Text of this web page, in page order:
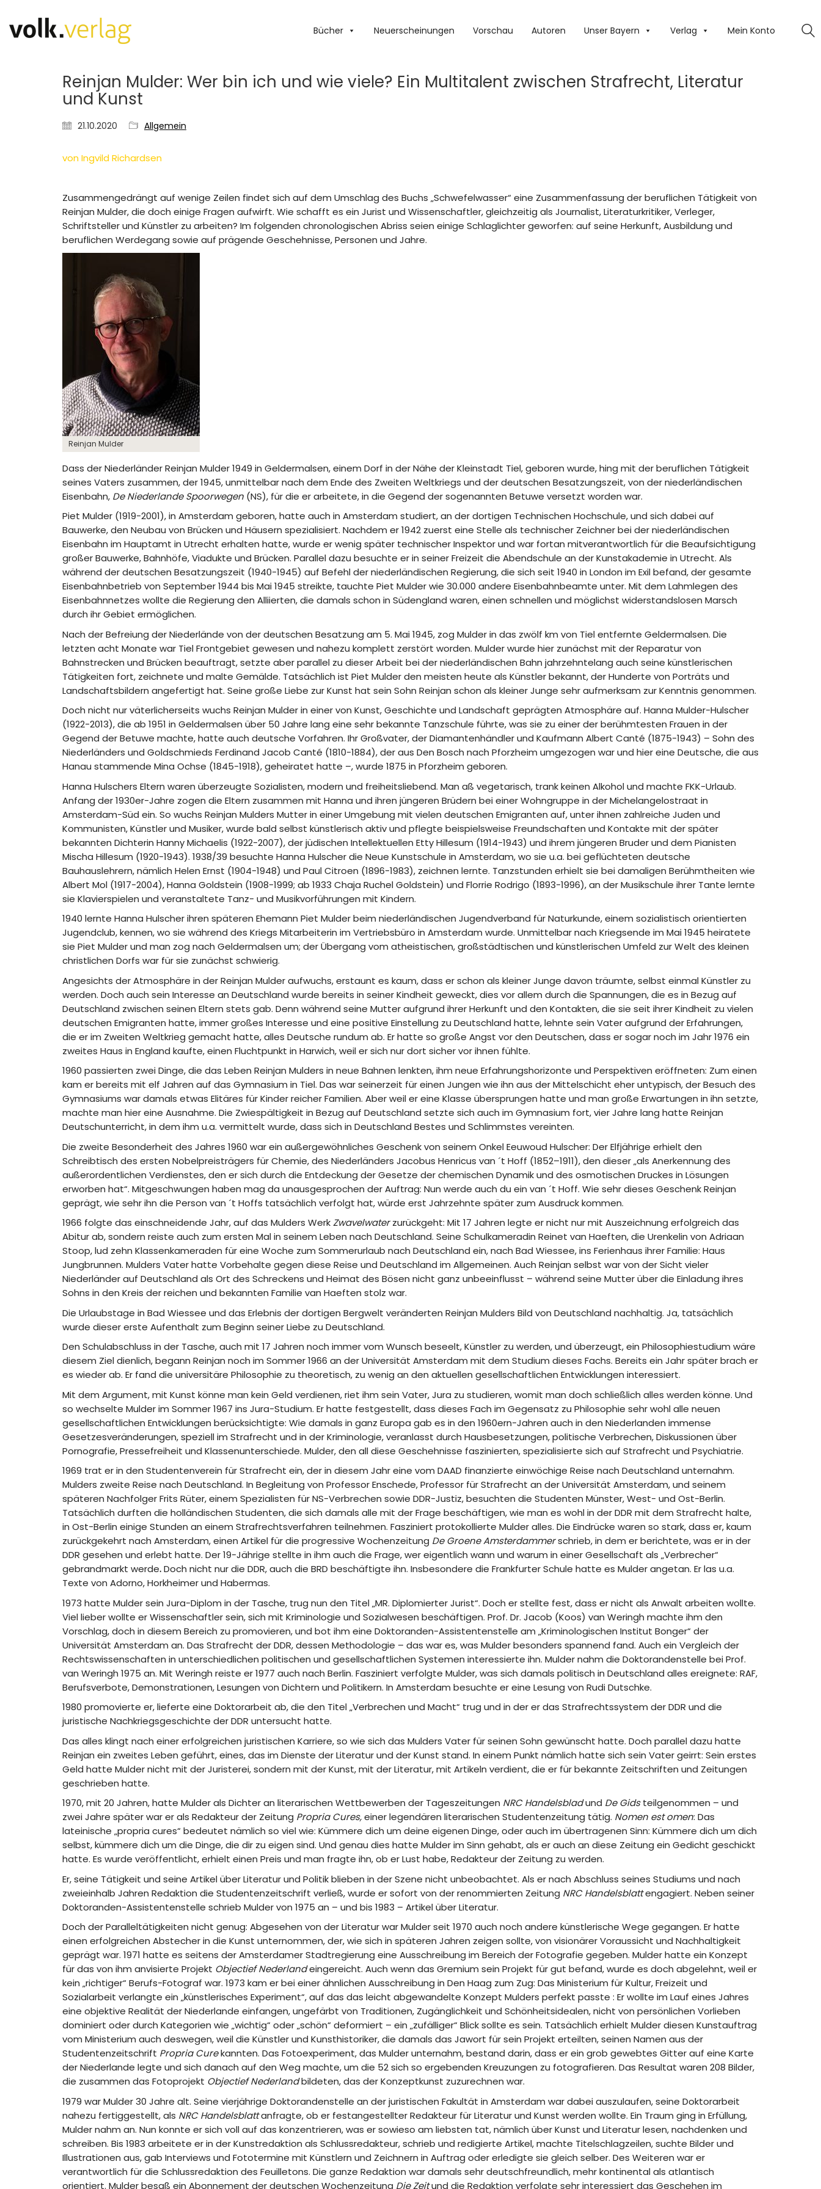
Bücher Neuerscheinungen Vorschau Autoren Unser Bayern Verlag Mein Konto
Reinjan Mulder: Wer bin ich und wie viele? Ein Multitalent zwischen Strafrecht, Literatur
und Kunst
21.10.2020 Allgemein
von Ingvild Richardsen
Zusammengedrängt auf wenige Zeilen findet sich auf dem Umschlag des Buchs „Schwefelwasser“ eine Zusammenfassung der beruflichen Tätigkeit von
Reinjan Mulder, die doch einige Fragen aufwirft. Wie schafft es ein Jurist und Wissenschaftler, gleichzeitig als Journalist, Literaturkritiker, Verleger,
Schriftsteller und Künstler zu arbeiten? Im folgenden chronologischen Abriss seien einige Schlaglichter geworfen: auf seine Herkunft, Ausbildung und
beruflichen Werdegang sowie auf prägende Geschehnisse, Personen und Jahre.
Reinjan Mulder
Dass der Niederländer Reinjan Mulder 1949 in Geldermalsen, einem Dorf in der Nähe der Kleinstadt Tiel, geboren wurde, hing mit der beruflichen Tätigkeit
seines Vaters zusammen, der 1945, unmittelbar nach dem Ende des Zweiten Weltkriegs und der deutschen Besatzungszeit, von der niederländischen
Eisenbahn, De Niederlande Spoorwegen (NS), für die er arbeitete, in die Gegend der sogenannten Betuwe versetzt worden war.
Piet Mulder (1919-2001), in Amsterdam geboren, hatte auch in Amsterdam studiert, an der dortigen Technischen Hochschule, und sich dabei auf
Bauwerke, den Neubau von Brücken und Häusern spezialisiert. Nachdem er 1942 zuerst eine Stelle als technischer Zeichner bei der niederländischen
Eisenbahn im Hauptamt in Utrecht erhalten hatte, wurde er wenig später technischer Inspektor und war fortan mitverantwortlich für die Beaufsichtigung
großer Bauwerke, Bahnhöfe, Viadukte und Brücken. Parallel dazu besuchte er in seiner Freizeit die Abendschule an der Kunstakademie in Utrecht. Als
während der deutschen Besatzungszeit (1940-1945) auf Befehl der niederländischen Regierung, die sich seit 1940 in London im Exil befand, der gesamte
Eisenbahnbetrieb von September 1944 bis Mai 1945 streikte, tauchte Piet Mulder wie 30.000 andere Eisenbahnbeamte unter. Mit dem Lahmlegen des
Eisenbahnnetzes wollte die Regierung den Alliierten, die damals schon in Südengland waren, einen schnellen und möglichst widerstandslosen Marsch
durch ihr Gebiet ermöglichen.
Nach der Befreiung der Niederlände von der deutschen Besatzung am 5. Mai 1945, zog Mulder in das zwölf km von Tiel entfernte Geldermalsen. Die
letzten acht Monate war Tiel Frontgebiet gewesen und nahezu komplett zerstört worden. Mulder wurde hier zunächst mit der Reparatur von
Bahnstrecken und Brücken beauftragt, setzte aber parallel zu dieser Arbeit bei der niederländischen Bahn jahrzehntelang auch seine künstlerischen
Tätigkeiten fort, zeichnete und malte Gemälde. Tatsächlich ist Piet Mulder den meisten heute als Künstler bekannt, der Hunderte von Porträts und
Landschaftsbildern angefertigt hat. Seine große Liebe zur Kunst hat sein Sohn Reinjan schon als kleiner Junge sehr aufmerksam zur Kenntnis genommen.
Doch nicht nur väterlicherseits wuchs Reinjan Mulder in einer von Kunst, Geschichte und Landschaft geprägten Atmosphäre auf. Hanna Mulder-Hulscher
(1922-2013), die ab 1951 in Geldermalsen über 50 Jahre lang eine sehr bekannte Tanzschule führte, was sie zu einer der berühmtesten Frauen in der
Gegend der Betuwe machte, hatte auch deutsche Vorfahren. Ihr Großvater, der Diamantenhändler und Kaufmann Albert Canté (1875-1943) – Sohn des
Niederländers und Goldschmieds Ferdinand Jacob Canté (1810-1884), der aus Den Bosch nach Pforzheim umgezogen war und hier eine Deutsche, die aus
Hanau stammende Mina Ochse (1845-1918), geheiratet hatte –, wurde 1875 in Pforzheim geboren.
Hanna Hulschers Eltern waren überzeugte Sozialisten, modern und freiheitsliebend. Man aß vegetarisch, trank keinen Alkohol und machte FKK-Urlaub.
Anfang der 1930er-Jahre zogen die Eltern zusammen mit Hanna und ihren jüngeren Brüdern bei einer Wohngruppe in der Michelangelostraat in
Amsterdam-Süd ein. So wuchs Reinjan Mulders Mutter in einer Umgebung mit vielen deutschen Emigranten auf, unter ihnen zahlreiche Juden und
Kommunisten, Künstler und Musiker, wurde bald selbst künstlerisch aktiv und pflegte beispielsweise Freundschaften und Kontakte mit der später
bekannten Dichterin Hanny Michaelis (1922-2007), der jüdischen Intellektuellen Etty Hillesum (1914-1943) und ihrem jüngeren Bruder und dem Pianisten
Mischa Hillesum (1920-1943). 1938/39 besuchte Hanna Hulscher die Neue Kunstschule in Amsterdam, wo sie u.a. bei geflüchteten deutsche
Bauhauslehrern, nämlich Helen Ernst (1904-1948) und Paul Citroen (1896-1983), zeichnen lernte. Tanzstunden erhielt sie bei damaligen Berühmtheiten wie
Albert Mol (1917-2004), Hanna Goldstein (1908-1999; ab 1933 Chaja Ruchel Goldstein) und Florrie Rodrigo (1893-1996), an der Musikschule ihrer Tante lernte
sie Klavierspielen und veranstaltete Tanz- und Musikvorführungen mit Kindern.
1940 lernte Hanna Hulscher ihren späteren Ehemann Piet Mulder beim niederländischen Jugendverband für Naturkunde, einem sozialistisch orientierten
Jugendclub, kennen, wo sie während des Kriegs Mitarbeiterin im Vertriebsbüro in Amsterdam wurde. Unmittelbar nach Kriegsende im Mai 1945 heiratete
sie Piet Mulder und man zog nach Geldermalsen um; der Übergang vom atheistischen, großstädtischen und künstlerischen Umfeld zur Welt des kleinen
christlichen Dorfs war für sie zunächst schwierig.
Angesichts der Atmosphäre in der Reinjan Mulder aufwuchs, erstaunt es kaum, dass er schon als kleiner Junge davon träumte, selbst einmal Künstler zu
werden. Doch auch sein Interesse an Deutschland wurde bereits in seiner Kindheit geweckt, dies vor allem durch die Spannungen, die es in Bezug auf
Deutschland zwischen seinen Eltern stets gab. Denn während seine Mutter aufgrund ihrer Herkunft und den Kontakten, die sie seit ihrer Kindheit zu vielen
deutschen Emigranten hatte, immer großes Interesse und eine positive Einstellung zu Deutschland hatte, lehnte sein Vater aufgrund der Erfahrungen,
die er im Zweiten Weltkrieg gemacht hatte, alles Deutsche rundum ab. Er hatte so große Angst vor den Deutschen, dass er sogar noch im Jahr 1976 ein
zweites Haus in England kaufte, einen Fluchtpunkt in Harwich, weil er sich nur dort sicher vor ihnen fühlte.
1960 passierten zwei Dinge, die das Leben Reinjan Mulders in neue Bahnen lenkten, ihm neue Erfahrungshorizonte und Perspektiven eröffneten: Zum einen
kam er bereits mit elf Jahren auf das Gymnasium in Tiel. Das war seinerzeit für einen Jungen wie ihn aus der Mittelschicht eher untypisch, der Besuch des
Gymnasiums war damals etwas Elitäres für Kinder reicher Familien. Aber weil er eine Klasse übersprungen hatte und man große Erwartungen in ihn setzte,
machte man hier eine Ausnahme. Die Zwiespältigkeit in Bezug auf Deutschland setzte sich auch im Gymnasium fort, vier Jahre lang hatte Reinjan
Deutschunterricht, in dem ihm u.a. vermittelt wurde, dass sich in Deutschland Bestes und Schlimmstes vereinten.
Die zweite Besonderheit des Jahres 1960 war ein außergewöhnliches Geschenk von seinem Onkel Eeuwoud Hulscher: Der Elfjährige erhielt den
Schreibtisch des ersten Nobelpreisträgers für Chemie, des Niederländers Jacobus Henricus van ´t Hoff (1852–1911), den dieser „als Anerkennung des
außerordentlichen Verdienstes, den er sich durch die Entdeckung der Gesetze der chemischen Dynamik und des osmotischen Druckes in Lösungen
erworben hat“. Mitgeschwungen haben mag da unausgesprochen der Auftrag: Nun werde auch du ein van ´t Hoff. Wie sehr dieses Geschenk Reinjan
geprägt, wie sehr ihn die Person van ´t Hoffs tatsächlich verfolgt hat, würde erst Jahrzehnte später zum Ausdruck kommen.
1966 folgte das einschneidende Jahr, auf das Mulders WerkZwavelwaterzurückgeht: Mit 17 Jahren legte er nicht nur mit Auszeichnung erfolgreich das
Abitur ab, sondern reiste auch zum ersten Mal in seinem Leben nach Deutschland. Seine Schulkameradin Reinet van Haeften, die Urenkelin von Adriaan
Stoop, lud zehn Klassenkameraden für eine Woche zum Sommerurlaub nach Deutschland ein, nach Bad Wiessee, ins Ferienhaus ihrer Familie: Haus
Jungbrunnen. Mulders Vater hatte Vorbehalte gegen diese Reise und Deutschland im Allgemeinen. Auch Reinjan selbst war von der Sicht vieler
Niederländer auf Deutschland als Ort des Schreckens und Heimat des Bösen nicht ganz unbeeinflusst – während seine Mutter über die Einladung ihres
Sohns in den Kreis der reichen und bekannten Familie van Haeften stolz war.
Die Urlaubstage in Bad Wiessee und das Erlebnis der dortigen Bergwelt veränderten Reinjan Mulders Bild von Deutschland nachhaltig. Ja, tatsächlich
wurde dieser erste Aufenthalt zum Beginn seiner Liebe zu Deutschland.
Den Schulabschluss in der Tasche, auch mit 17 Jahren noch immer vom Wunsch beseelt, Künstler zu werden, und überzeugt, ein Philosophiestudium wäre
diesem Ziel dienlich, begann Reinjan noch im Sommer 1966 an der Universität Amsterdam mit dem Studium dieses Fachs. Bereits ein Jahr später brach er
es wieder ab. Er fand die universitäre Philosophie zu theoretisch, zu wenig an den aktuellen gesellschaftlichen Entwicklungen interessiert.
Mit dem Argument, mit Kunst könne man kein Geld verdienen, riet ihm sein Vater, Jura zu studieren, womit man doch schließlich alles werden könne. Und
so wechselte Mulder im Sommer 1967 ins Jura-Studium. Er hatte festgestellt, dass dieses Fach im Gegensatz zu Philosophie sehr wohl alle neuen
gesellschaftlichen Entwicklungen berücksichtigte: Wie damals in ganz Europa gab es in den 1960ern-Jahren auch in den Niederlanden immense
Gesetzesveränderungen, speziell im Strafrecht und in der Kriminologie, veranlasst durch Hausbesetzungen, politische Verbrechen, Diskussionen über
Pornografie, Pressefreiheit und Klassenunterschiede. Mulder, den all diese Geschehnisse faszinierten, spezialisierte sich auf Strafrecht und Psychiatrie.
1969 trat er in den Studentenverein für Strafrecht ein, der in diesem Jahr eine vom DAAD finanzierte einwöchige Reise nach Deutschland unternahm.
Mulders zweite Reise nach Deutschland. In Begleitung von Professor Enschede, Professor für Strafrecht an der Universität Amsterdam, und seinem
späteren Nachfolger Frits Rüter, einem Spezialisten für NS-Verbrechen sowie DDR-Justiz, besuchten die Studenten Münster, West- und Ost-Berlin.
Tatsächlich durften die holländischen Studenten, die sich damals alle mit der Frage beschäftigen, wie man es wohl in der DDR mit dem Strafrecht halte,
in Ost-Berlin einige Stunden an einem Strafrechtsverfahren teilnehmen. Fasziniert protokollierte Mulder alles. Die Eindrücke waren so stark, dass er, kaum
zurückgekehrt nach Amsterdam, einen Artikel für die progressive Wochenzeitung De Groene Amsterdammerschrieb, in dem er berichtete, was er in der
DDR gesehen und erlebt hatte. Der 19-Jährige stellte in ihm auch die Frage, wer eigentlich wann und warum in einer Gesellschaft als „Verbrecher“
gebrandmarkt werde.Doch nicht nur die DDR, auch die BRD beschäftigte ihn. Insbesondere die Frankfurter Schule hatte es Mulder angetan. Er las u.a.
Texte von Adorno, Horkheimer und Habermas.
1973 hatte Mulder sein Jura-Diplom in der Tasche, trug nun den Titel „MR. Diplomierter Jurist“. Doch er stellte fest, dass er nicht als Anwalt arbeiten wollte.
Viel lieber wollte er Wissenschaftler sein, sich mit Kriminologie und Sozialwesen beschäftigen. Prof. Dr. Jacob (Koos) van Weringh machte ihm den
Vorschlag, doch in diesem Bereich zu promovieren, und bot ihm eine Doktoranden-Assistentenstelle am „Kriminologischen Institut Bonger“ der
Universität Amsterdam an. Das Strafrecht der DDR, dessen Methodologie – das war es, was Mulder besonders spannend fand. Auch ein Vergleich der
Rechtswissenschaften in unterschiedlichen politischen und gesellschaftlichen Systemen interessierte ihn. Mulder nahm die Doktorandenstelle bei Prof.
van Weringh 1975 an. Mit Weringh reiste er 1977 auch nach Berlin. Fasziniert verfolgte Mulder, was sich damals politisch in Deutschland alles ereignete: RAF,
Berufsverbote, Demonstrationen, Lesungen von Dichtern und Politikern. In Amsterdam besuchte er eine Lesung von Rudi Dutschke.
1980 promovierte er, lieferte eine Doktorarbeit ab, die den Titel „Verbrechen und Macht“ trug und in der er das Strafrechtssystem der DDR und die
juristische Nachkriegsgeschichte der DDR untersucht hatte.
Das alles klingt nach einer erfolgreichen juristischen Karriere, so wie sich das Mulders Vater für seinen Sohn gewünscht hatte. Doch parallel dazu hatte
Reinjan ein zweites Leben geführt, eines, das im Dienste der Literatur und der Kunst stand. In einem Punkt nämlich hatte sich sein Vater geirrt: Sein erstes
Geld hatte Mulder nicht mit der Juristerei, sondern mit der Kunst, mit der Literatur, mit Artikeln verdient, die er für bekannte Zeitschriften und Zeitungen
geschrieben hatte.
1970, mit 20 Jahren, hatte Mulder als Dichter an literarischen Wettbewerben der Tageszeitungen NRC Handelsbladund De Gidsteilgenommen – und
zwei Jahre später war er als Redakteur der Zeitung Propria Cures,einer legendären literarischen Studentenzeitung tätig. Nomen est omen: Das
lateinische „propria cures“ bedeutet nämlich so viel wie: Kümmere dich um deine eigenen Dinge, oder auch im übertragenen Sinn: Kümmere dich um dich
selbst, kümmere dich um die Dinge, die dir zu eigen sind. Und genau dies hatte Mulder im Sinn gehabt, als er auch an diese Zeitung ein Gedicht geschickt
hatte. Es wurde veröffentlicht, erhielt einen Preis und man fragte ihn, ob er Lust habe, Redakteur der Zeitung zu werden.
Er, seine Tätigkeit und seine Artikel über Literatur und Politik blieben in der Szene nicht unbeobachtet. Als er nach Abschluss seines Studiums und nach
zweieinhalb Jahren Redaktion die Studentenzeitschrift verließ, wurde er sofort von der renommierten Zeitung NRC Handelsblattengagiert. Neben seiner
Doktoranden-Assistentenstelle schrieb Mulder von 1975 an – und bis 1983 – Artikel über Literatur.
Doch der Paralleltätigkeiten nicht genug: Abgesehen von der Literatur war Mulder seit 1970 auch noch andere künstlerische Wege gegangen. Er hatte
einen erfolgreichen Abstecher in die Kunst unternommen, der, wie sich in späteren Jahren zeigen sollte, von visionärer Voraussicht und Nachhaltigkeit
geprägt war. 1971 hatte es seitens der Amsterdamer Stadtregierung eine Ausschreibung im Bereich der Fotografie gegeben. Mulder hatte ein Konzept
für das von ihm anvisierte Projekt Objectief Nederlandeingereicht. Auch wenn das Gremium sein Projekt für gut befand, wurde es doch abgelehnt, weil er
kein „richtiger“ Berufs-Fotograf war. 1973 kam er bei einer ähnlichen Ausschreibung in Den Haag zum Zug: Das Ministerium für Kultur, Freizeit und
Sozialarbeit verlangte ein „künstlerisches Experiment“, auf das das leicht abgewandelte Konzept Mulders perfekt passte : Er wollte im Lauf eines Jahres
eine objektive Realität der Niederlande einfangen, ungefärbt von Traditionen, Zugänglichkeit und Schönheitsidealen, nicht von persönlichen Vorlieben
dominiert oder durch Kategorien wie „wichtig“ oder „schön“ deformiert – ein „zufälliger“ Blick sollte es sein. Tatsächlich erhielt Mulder diesen Kunstauftrag
vom Ministerium auch deswegen, weil die Künstler und Kunsthistoriker, die damals das Jawort für sein Projekt erteilten, seinen Namen aus der
Studentenzeitschrift Propria Curekannten. Das Fotoexperiment, das Mulder unternahm, bestand darin, dass er ein grob gewebtes Gitter auf eine Karte
der Niederlande legte und sich danach auf den Weg machte, um die 52 sich so ergebenden Kreuzungen zu fotografieren. Das Resultat waren 208 Bilder,
die zusammen das Fotoprojekt Objectief Nederlandbildeten, das der Konzeptkunst zuzurechnen war.
1979 war Mulder 30 Jahre alt. Seine vierjährige Doktorandenstelle an der juristischen Fakultät in Amsterdam war dabei auszulaufen, seine Doktorarbeit
nahezu fertiggestellt, als NRC Handelsblattanfragte, ob er festangestellter Redakteur für Literatur und Kunst werden wollte. Ein Traum ging in Erfüllung,
Mulder nahm an. Nun konnte er sich voll auf das konzentrieren, was er sowieso am liebsten tat, nämlich über Kunst und Literatur lesen, nachdenken und
schreiben. Bis 1983 arbeitete er in der Kunstredaktion als Schlussredakteur, schrieb und redigierte Artikel, machte Titelschlagzeilen, suchte Bilder und
Illustrationen aus, gab Interviews und Fototermine mit Künstlern und Zeichnern in Auftrag oder erledigte sie gleich selber. Des Weiteren war er
verantwortlich für die Schlussredaktion des Feuilletons. Die ganze Redaktion war damals sehr deutschfreundlich, mehr kontinental als atlantisch
orientiert. Mulder besaß ein Abonnement der deutschen Wochenzeitung Die Zeitund die Redaktion verfolgte sehr interessiert das Geschehen im